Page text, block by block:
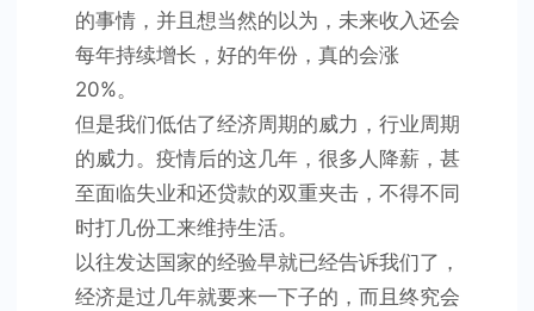
的事情，并且想当然的以为，未来收入还会
每年持续增长，好的年份，真的会涨
20%。
但是我们低估了经济周期的威力，行业周期
的威力。疫情后的这几年，很多人降薪，甚
至面临失业和还贷款的双重夹击，不得不同
时打几份工来维持生活。
以往发达国家的经验早就已经告诉我们了，
经济是过几年就要来一下子的，而且终究会